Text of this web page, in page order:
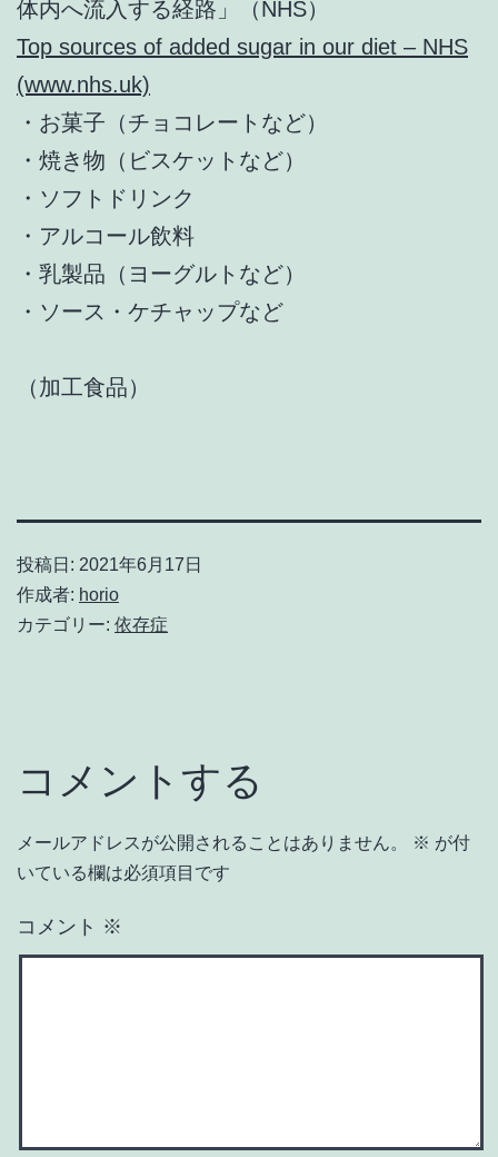
体内へ流入する経路」（NHS）
Top sources of added sugar in our diet – NHS
(www.nhs.uk)
・お菓子（チョコレートなど）
・焼き物（ビスケットなど）
・ソフトドリンク
・アルコール飲料
・乳製品（ヨーグルトなど）
・ソース・ケチャップなど
（加工食品）
投稿日: 2021年6月17日
作成者: horio
カテゴリー: 依存症
コメントする
メールアドレスが公開されることはありません。 ※ が付
いている欄は必須項目です
コメント ※